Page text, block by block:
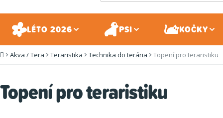
LÉTO 2026 PSI KOČKY
DomůAkva / Tera Teraristika Technika do terária Topení pro teraristiku
Topení pro teraristiku